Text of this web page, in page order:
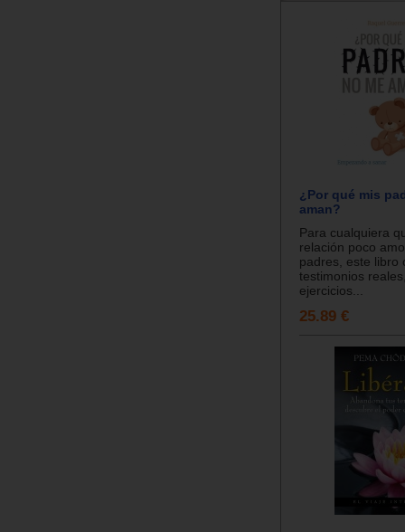
¿Por qué mis
aman?
Para cualquiera
relación poco
padres, este libro
testimonios
ejercicios...
25.89 €